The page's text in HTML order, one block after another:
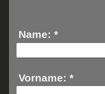
Name: *
Vorname: *